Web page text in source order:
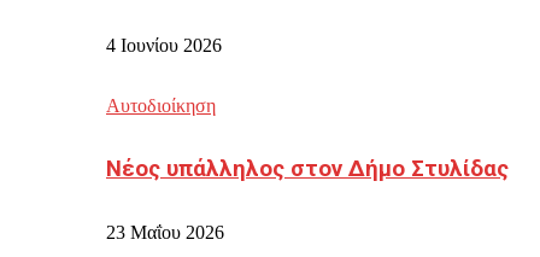
4 Ιουνίου 2026
Αυτοδιοίκηση
Νέος υπάλληλος στον Δήμο Στυλίδας
23 Μαΐου 2026